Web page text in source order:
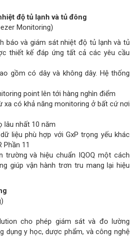
độ tủ lạnh và tủ đông
Monitoring)
báo và giám sát nhiệt độ tủ lạnh và tủ
thiết kế đáp ứng tất cả các yêu cầu
gồm có dây và không dây. Hệ thống
point lên tới hàng nghìn điểm
xa có khả năng monitoring ở bất cứ nơi
lâu nhất 10 năm
liệu phù hợp với GxP trọng yếu khác
Phần 11
trường và hiệu chuẩn IQOQ một cách
giúp vận hành trơn tru mang lại hiệu
cho phép giám sát và đo lường
dụng y học, dược phẩm, và công nghệ